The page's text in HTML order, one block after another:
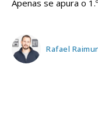
Apenas se apura o
Rafael